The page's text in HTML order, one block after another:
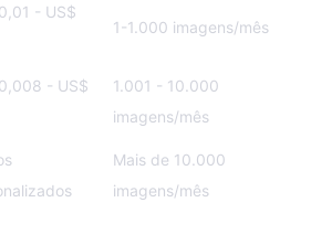
- US$
1-1.000 imagens/mês
- US$
1.001 - 10.000
imagens/mês
Mais de 10.000
imagens/mês